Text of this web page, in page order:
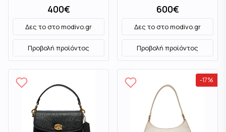
400€
Δες το στοmodivo.gr
Προβολή προϊόντος
600€
Δες το στοmodivo.gr
Προβολή προϊόντος
-17%